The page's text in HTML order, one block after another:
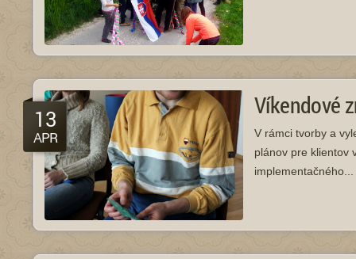
13
APR
Víkendové
V rámci tvorby a
plánov pre klientov
implementačného...